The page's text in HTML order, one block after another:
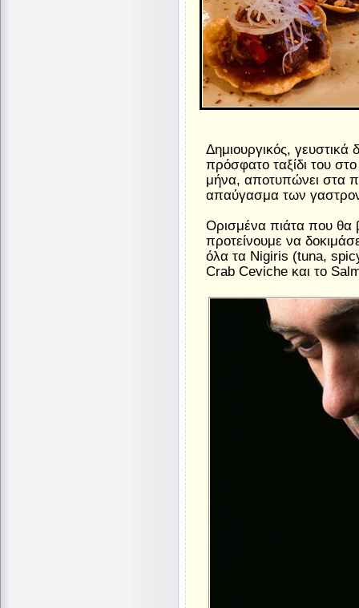
Δημιουργικός, γευστικά
πρόσφατο ταξίδι του
μήνα, αποτυπώνει στα
απαύγασμα των
Ορισμένα πιάτα που θα
προτείνουμε να
όλα τα Nigiris (tuna,
Crab Ceviche και το